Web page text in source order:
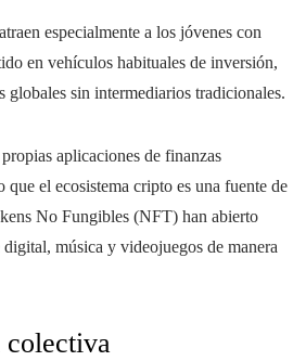
especialmente a los jóvenes con
en vehículos habituales de inversión,
globales sin intermediarios tradicionales.
aplicaciones de finanzas
el ecosistema cripto es una fuente de
No Fungibles (NFT) han abierto
música y videojuegos de manera
colectiva